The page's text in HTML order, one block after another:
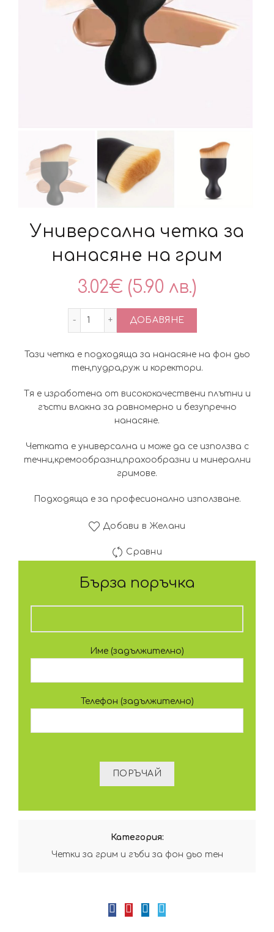
Универсална четка за
нанасяне на грим
3.02€ (5.90 лв.)
ДОБАВЯНЕ
Тази четка е подходяща за нанасяне на фон дьо
тен,пудра,руж и коректори.
Тя е изработена от висококачествени плътни и
гъсти влакна за равномерно и безупречно
нанасяне.
Четката е универсална и може да се използва с
течни,кремообразни,прахообразни и минерални
гримове.
Подходяща е за професионално използване.
Добави в Желани
Сравни
Бърза поръчка
Име (задължително)
Телефон (задължително)
Категория:
Четки за грим и гъби за фон дьо тен